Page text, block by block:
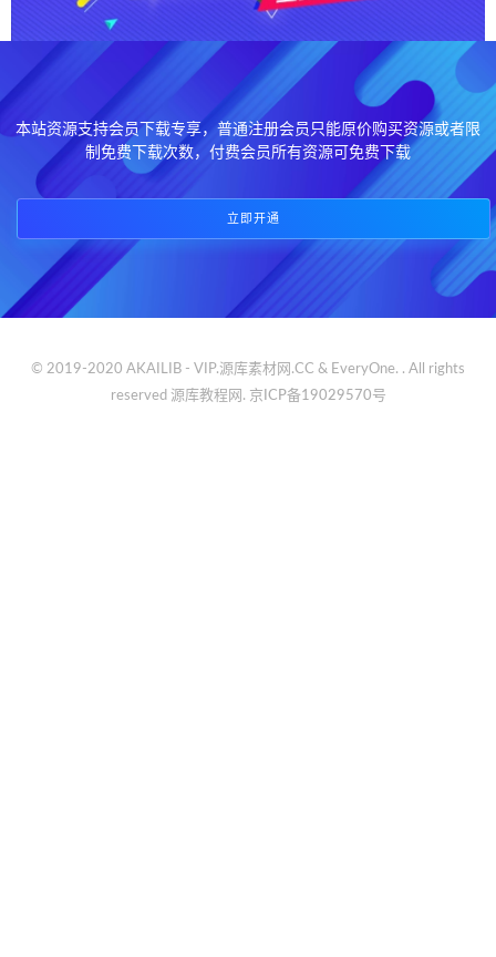
本站资源支持会员下载专享，普通注册会员只能原价购买资源或者限
制免费下载次数，付费会员所有资源可免费下载
立即开通
© 2019-2020 AKAILIB - VIP.源库素材网.CC & EveryOne. . All rights
reserved 源库教程网. 京ICP备19029570号